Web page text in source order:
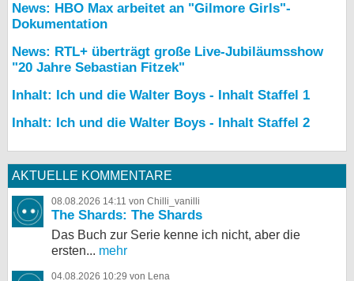
News: HBO Max arbeitet an "Gilmore Girls"-
Dokumentation
News: RTL+ überträgt große Live-Jubiläumsshow
"20 Jahre Sebastian Fitzek"
Inhalt: Ich und die Walter Boys - Inhalt Staffel 1
Inhalt: Ich und die Walter Boys - Inhalt Staffel 2
AKTUELLE KOMMENTARE
08.08.2026 14:11 von Chilli_vanilli
The Shards: The Shards
Das Buch zur Serie kenne ich nicht, aber die
ersten... mehr
04.08.2026 10:29 von Lena